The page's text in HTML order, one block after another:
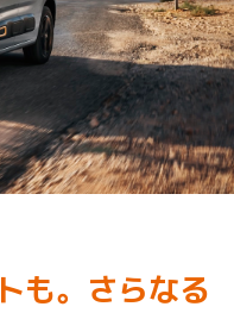
も。さらなる